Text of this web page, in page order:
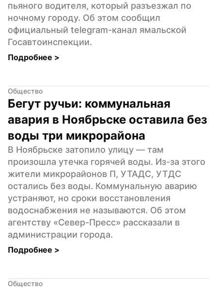
пьяного водителя, который разъезжал по
ночному городу. Об этом сообщил
официальный telegram-канал ямальской
Госавтоинспекции.
Подробнее >
Общество
Бегут ручьи: коммунальная
авария в Ноябрьске оставила без
воды три микрорайона
В Ноябрьске затопило улицу — там
произошла утечка горячей воды. Из-за этого
жители микрорайонов П, УТАДС, УТДС
остались без воды. Коммунальную аварию
устраняют, но сроки восстановления
водоснабжения не называются. Об этом
агентству «Север-Пресс» рассказали в
администрации города.
Подробнее >
Общество